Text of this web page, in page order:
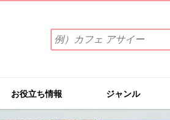
索
ワ
を
入
お役立ち情報 ジャンル